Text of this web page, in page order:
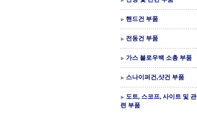
핸드건 부품
전동건 부품
가스 블로우백 소총 부품
스나이퍼건,샷건 부품
도트, 스코프, 사이트 및 관
련 부품